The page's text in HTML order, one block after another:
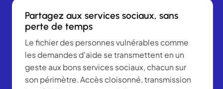
Partagez aux services sociaux, sans
perte de temps
Le fichier des personnes vulnérables comme
les demandes d'aide se transmettent en un
geste aux bons services sociaux, chacun sur
son périmètre. Accès cloisonné, transmission